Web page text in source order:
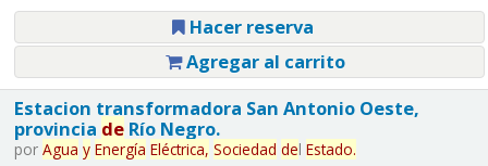
Hacer reserva
Agregar al carrito
Estacion transformadora San Antonio Oeste,
provincia deRío Negro.
por Agua y Energía Eléctrica, Sociedad del Estado.